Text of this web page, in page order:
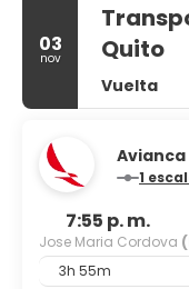
03
nov
Quito
Vuelta
Avianca
1
7:55 p. m.
Jose Maria Cordova
3h 55m